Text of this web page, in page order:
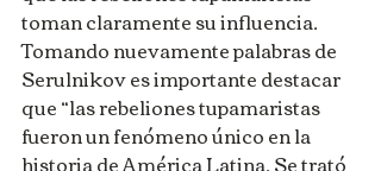
toman claramente su influencia.
Tomando nuevamente palabras de
Serulnikov es importante destacar
que “las rebeliones tupamaristas
fueron un fenómeno único en la